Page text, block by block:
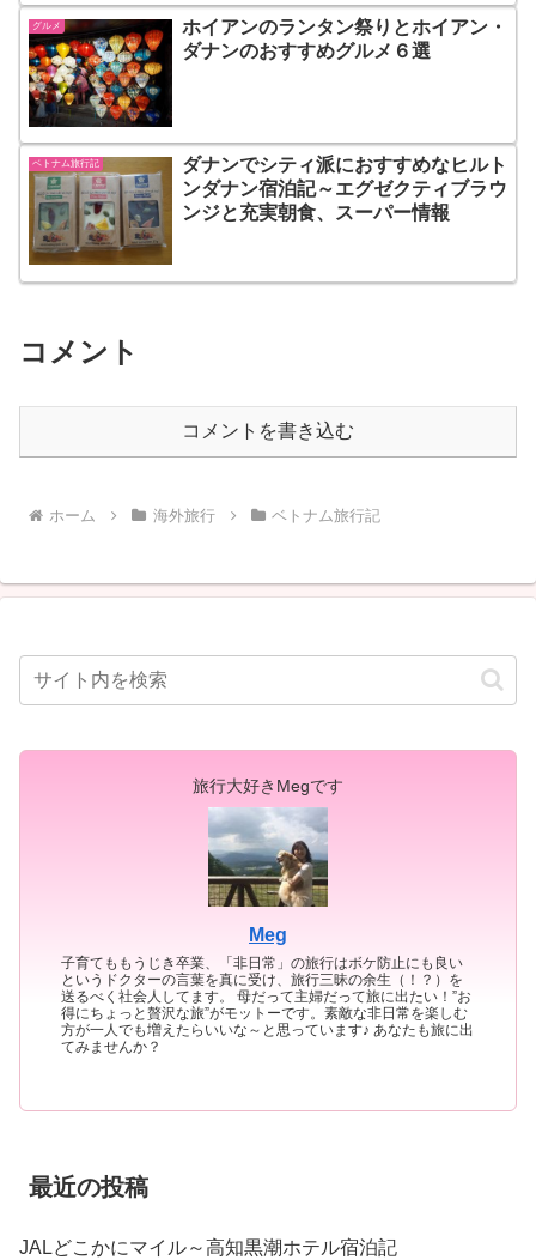
グルメ
ホイアンのランタン祭りとホイアン・
ダナンのおすすめグルメ６選
ベトナム旅行記
ダナンでシティ派におすすめなヒルト
ンダナン宿泊記～エグゼクティブラウ
ンジと充実朝食、スーパー情報
コメント
コメントを書き込む
ホーム 海外旅行 ベトナム旅行記
旅行大好きMegです
Meg
子育てももうじき卒業、「非日常」の旅行はボケ防止にも良い
というドクターの言葉を真に受け、旅行三昧の余生（！？）を
送るべく社会人してます。 母だって主婦だって旅に出たい！”お
得にちょっと贅沢な旅”がモットーです。素敵な非日常を楽しむ
方が一人でも増えたらいいな～と思っています♪ あなたも旅に出
てみませんか？
最近の投稿
JALどこかにマイル～高知黒潮ホテル宿泊記